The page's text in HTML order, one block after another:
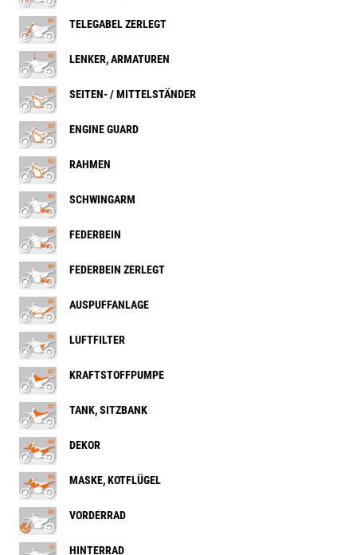
TELEGABEL ZERLEGT
LENKER, ARMATUREN
SEITEN- / MITTELSTÄNDER
ENGINE GUARD
RAHMEN
SCHWINGARM
FEDERBEIN
FEDERBEIN ZERLEGT
AUSPUFFANLAGE
LUFTFILTER
KRAFTSTOFFPUMPE
TANK, SITZBANK
DEKOR
MASKE, KOTFLÜGEL
VORDERRAD
HINTERRAD